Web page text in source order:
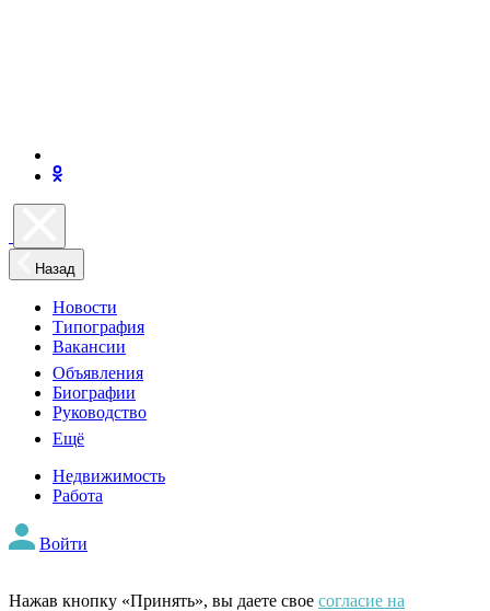
Назад
Новости
Типография
Вакансии
Объявления
Биографии
Руководство
Ещё
Недвижимость
Работа
Войти
Нажав кнопку «Принять», вы даете свое согласие на